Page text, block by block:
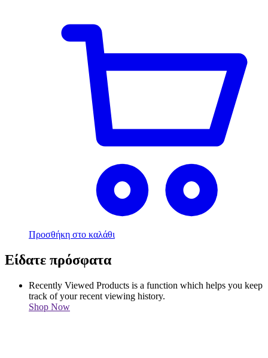
Προσθήκη στο καλάθι
Είδατε πρόσφατα
Recently Viewed Products is a function which helps you keep
track of your recent viewing history.
Shop Now